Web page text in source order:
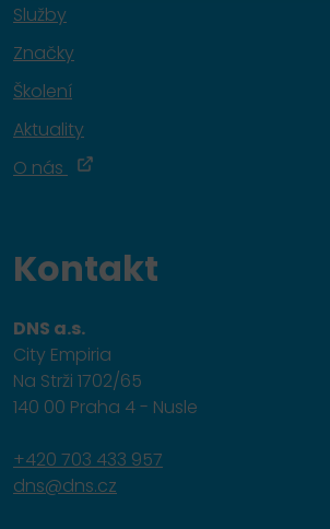
Služby
Značky
Školení
Aktuality
O nás
Kontakt
DNS a.s.
City Empiria
Na Strži 1702/65
140 00 Praha 4 - Nusle
+420 703 433 957
dns@dns.cz